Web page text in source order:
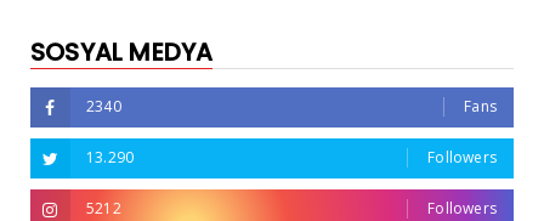
SOSYAL MEDYA
2340 Fans
13.290 Followers
5212 Followers